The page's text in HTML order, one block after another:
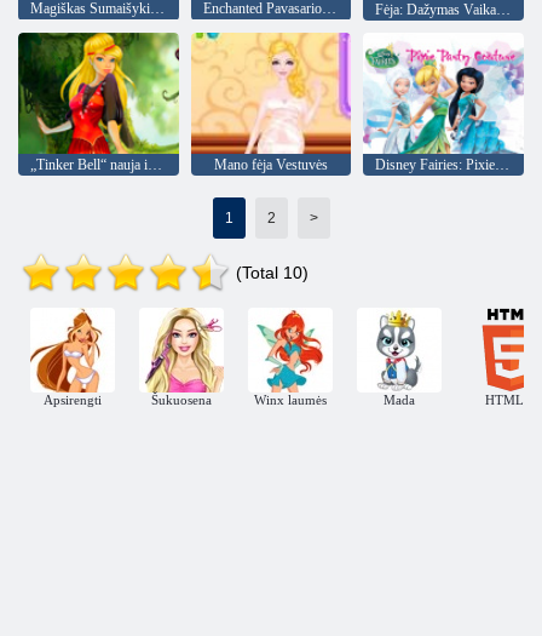
Enchanted Pavasario šokis Fėja: Dažymas Vaikams
Mano fėja Vestuvės
1 2 >
(Total 10)
Apsirengti Šukuosena Winx laumės Mada HTML5